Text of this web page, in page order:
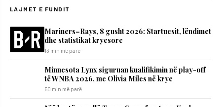
LAJMET E FUNDIT
Mariners–Rays, 8 gusht 2026: Startuesit, lëndimet
dhe statistikat kryesore
13 min më parë
Minnesota Lynx siguruan kualifikimin në play-off
të WNBA 2026, me Olivia Miles në krye
50 min më parë